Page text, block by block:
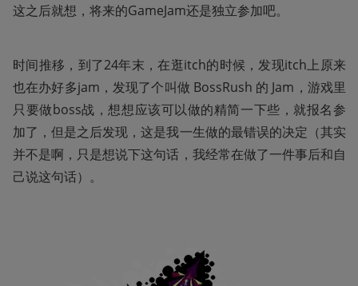
这之后就想，将来的GameJam还是独立参加吧。
时间推移，到了24年末，在逛itch的时候，发现itch上原来
也在办好多jam，发现了个叫做 BossRush 的 Jam，游戏里
只要做boss战，想想应该可以做的精简一下些，就报名参
加了，但是之后发现，这是我一生做的最错误的决定（其实
并不是啊，只是想说下这句话，我经常在做了一件事后和自
己说这句话）。